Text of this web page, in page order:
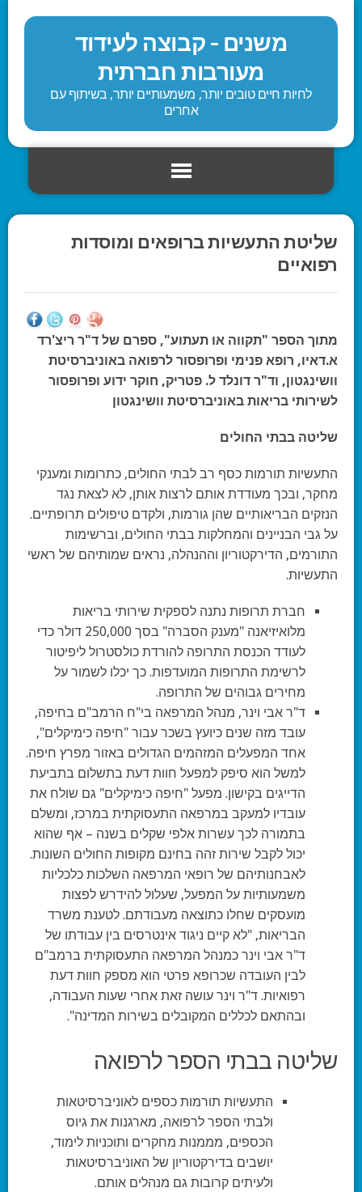
משנים - קבוצה לעידוד
מעורבות חברתית
לחיות חיים טובים יותר, משמעותיים יותר, בשיתוף עם
אחרים
שליטת התעשיות ברופאים ומוסדות
רפואיים
מתוך הספר "תקווה או תעתוע", ספרם של ד"ר ריצ'רד
א.דאיו, רופא פנימי ופרופסור לרפואה באוניברסיטת
וושינגטון, וד"ר דונלד ל. פטריק, חוקר ידוע ופרופסור
לשירותי בריאות באוניברסיטת וושינגטון
שליטה בבתי החולים
התעשיות תורמות כסף רב לבתי החולים, כתרומות ומענקי
מחקר, ובכך מעודדת אותם לרצות אותן, לא לצאת נגד
הנזקים הבריאותיים שהן גורמות, ולקדם טיפולים תרופתיים.
על גבי הבניינים והמחלקות בבתי החולים, וברשימות
התורמים, הדירקטוריון וההנהלה, נראים שמותיהם של ראשי
התעשיות.
חברת תרופות נתנה לספקית שירותי בריאות
מלואיזיאנה "מענק הסברה" בסך 250,000 דולר כדי
לעודד הכנסת התרופה להורדת כולסטרול ליפיטור
לרשימת התרופות המועדפות. כך יכלו לשמור על
מחירים גבוהים של התרופה.
ד"ר אבי וינר, מנהל המרפאה בי"ח הרמב"ם בחיפה,
עובד מזה שנים כיועץ בשכר עבור "חיפה כימיקלים",
אחד המפעלים המזהמים הגדולים באזור מפרץ חיפה.
למשל הוא סיפק למפעל חוות דעת בתשלום בתביעת
הדייגים בקישון. מפעל "חיפה כימיקלים" גם שולח את
עובדיו למעקב במרפאה התעסוקתית במרכז, ומשלם
בתמורה לכך עשרות אלפי שקלים בשנה – אף שהוא
יכול לקבל שירות זהה בחינם מקופות החולים השונות.
לאבחנותיהם של רופאי המרפאה השלכות כלכליות
משמעותיות על המפעל, שעלול להידרש לפצות
מועסקים שחלו כתוצאה מעבודתם. לטענת משרד
הבריאות, "לא קיים ניגוד אינטרסים בין עבודתו של
ד"ר אבי וינר כמנהל המרפאה התעסוקתית ברמב"ם
לבין העובדה שכרופא פרטי הוא מספק חוות דעת
רפואיות. ד"ר וינר עושה זאת אחרי שעות העבודה,
ובהתאם לכללים המקובלים בשירות המדינה".
שליטה בבתי הספר לרפואה
התעשיות תורמות כספים לאוניברסיטאות
ולבתי הספר לרפואה, מארגנות את גיוס
הכספים, מממנות מחקרים ותוכניות לימוד,
יושבים בדירקטוריון של האוניברסיטאות
ולעיתים קרובות גם מנהלים אותם.